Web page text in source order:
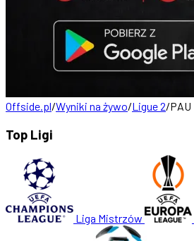
Offside.pl/Wyniki na żywo/Ligue 2/PAU
Top Ligi
Liga Mistrzów